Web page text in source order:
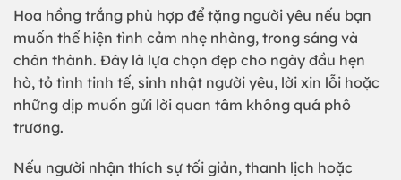
Hoa hồng trắng phù hợp để tặng người yêu nếu bạn
muốn thể hiện tình cảm nhẹ nhàng, trong sáng và
chân thành. Đây là lựa chọn đẹp cho ngày đầu hẹn
hò, tỏ tình tinh tế, sinh nhật người yêu, lời xin lỗi hoặc
những dịp muốn gửi lời quan tâm không quá phô
trương.
Nếu người nhận thích sự tối giản, thanh lịch hoặc